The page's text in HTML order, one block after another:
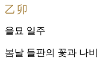
乙卯
을묘 일주
봄날 들판의 꽃과 나비